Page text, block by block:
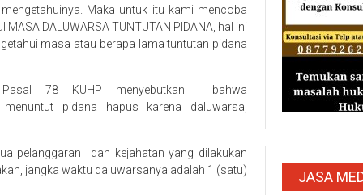
Boyolali/Grobogan/Jepara/Pati/Pekalongan/Malang/
Maka untuk itu kami mencoba
DALUWARSA TUNTUTAN PIDANA, hal ini
masa atau berapa lama tuntutan pidana
Pasal 78 KUHP menyebutkan bahwa
pidana hapus karena daluwarsa,
pelanggaran dan kejahatan yang dilakukan
jangka waktu daluwarsanya adalah 1 (satu)
JASA